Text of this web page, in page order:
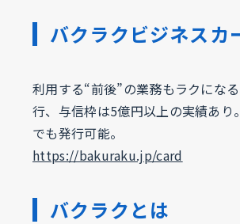
バクラクビジネスカ
利用する“前後”の業務もラクにな
行、与信枠は5億円以上の実績あ
でも発行可能。
https://bakuraku.jp/card
バクラクとは